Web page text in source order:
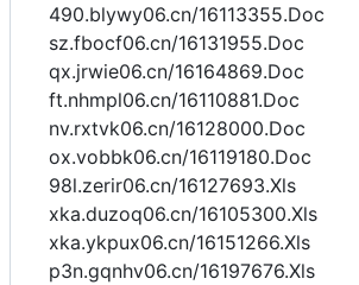
490.blywy06.cn/16113355.Doc
sz.fbocf06.cn/16131955.Doc
qx.jrwie06.cn/16164869.Doc
ft.nhmpl06.cn/16110881.Doc
nv.rxtvk06.cn/16128000.Doc
ox.vobbk06.cn/16119180.Doc
98l.zerir06.cn/16127693.Xls
xka.duzoq06.cn/16105300.Xls
xka.ykpux06.cn/16151266.Xls
p3n.gqnhv06.cn/16197676.Xls